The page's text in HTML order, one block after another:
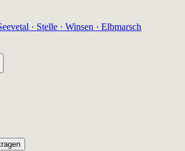
· Stelle · Winsen · Elbmarsch